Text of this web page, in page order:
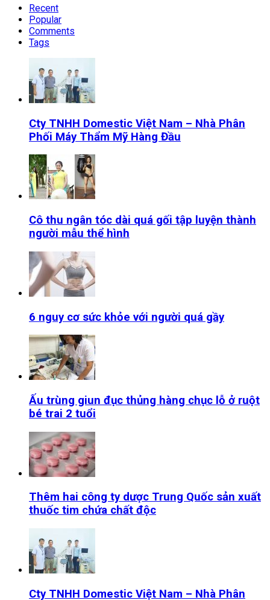
Recent
Popular
Comments
Tags
Cty TNHH Domestic Việt Nam – Nhà Phân
Phối Máy Thẩm Mỹ Hàng Đầu
Cô thu ngân tóc dài quá gối tập luyện thành
người mẫu thể hình
6 nguy cơ sức khỏe với người quá gầy
Ấu trùng giun đục thủng hàng chục lỗ ở ruột
bé trai 2 tuổi
Thêm hai công ty dược Trung Quốc sản xuất
thuốc tim chứa chất độc
Cty TNHH Domestic Việt Nam – Nhà Phân